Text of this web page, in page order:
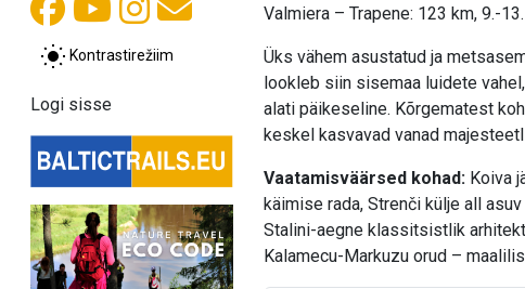
Kontrastirežiim
Logi sisse
Valmiera – Trapene: 123 km, 9.-
Üks vähem asustatud ja
lookleb siin sisemaa luidete
alati päikeseline. Kõrgematest
keskel kasvavad vanad
Vaatamisväärsed kohad: Koiva
käimise rada, Strenči külje all
Stalini-aegne klassitsistlik
Kalamecu-Markuzu orud –